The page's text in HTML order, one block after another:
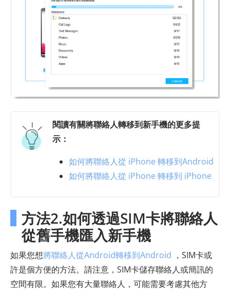
閱讀有關將聯絡人轉移到新手機的更多提
示：
如何將聯絡人從 iPhone 轉移到Android
如何將聯絡人從 iPhone 轉移到 iPhone
方法2.如何透過SIM卡將聯絡人
從舊手機匯入新手機
如果您想將聯絡人從Android轉移到Android ，SIM卡或
許是個方便的方法。請注意，SIM卡儲存聯絡人或簡訊的
空間有限。如果您有大量聯絡人，可能需要考慮其他方